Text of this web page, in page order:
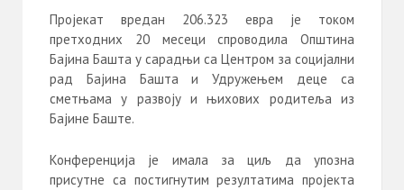
Пројекат вредан 206.323 евра је током
претходних 20 месеци спроводила Општина
Бајина Башта у сарадњи са Центром за социјални
рад Бајина Башта и Удружењем деце са
сметњама у развоју и њихових родитеља из
Бајине Баште.
Конференција је имала за циљ да упозна
присутне са постигнутим резултатима пројекта